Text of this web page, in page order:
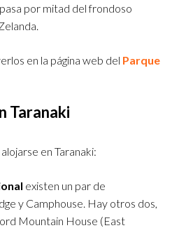
por mitad del frondoso
en la página web del Parque
Taranaki
en Taranaki:
existen un par de
y Camphouse. Hay otros dos,
Mountain House (East